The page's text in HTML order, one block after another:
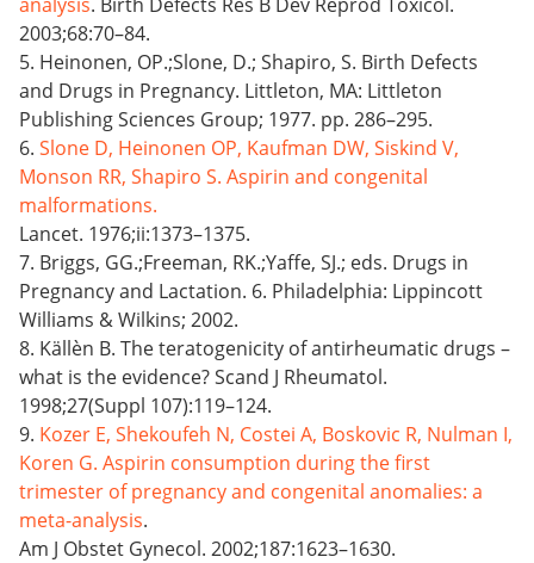
2003;68:70–84.
5. Heinonen, OP.;Slone, D.; Shapiro, S. Birth Defects
and Drugs in Pregnancy. Littleton, MA: Littleton
Publishing Sciences Group; 1977. pp. 286–295.
6. Slone D, Heinonen OP, Kaufman DW, Siskind V,
Monson RR, Shapiro S. Aspirin and congenital
malformations.
Lancet. 1976;ii:1373–1375.
7. Briggs, GG.;Freeman, RK.;Yaffe, SJ.; eds. Drugs in
Pregnancy and Lactation. 6. Philadelphia: Lippincott
Williams & Wilkins; 2002.
8. Källèn B. The teratogenicity of antirheumatic drugs –
what is the evidence? Scand J Rheumatol.
1998;27(Suppl 107):119–124.
9. Kozer E, Shekoufeh N, Costei A, Boskovic R, Nulman I,
Koren G. Aspirin consumption during the first
trimester of pregnancy and congenital anomalies: a
meta-analysis.
Am J Obstet Gynecol. 2002;187:1623–1630.